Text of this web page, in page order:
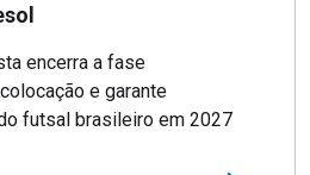
encerra a fase
e garante
futsal brasileiro em 2027